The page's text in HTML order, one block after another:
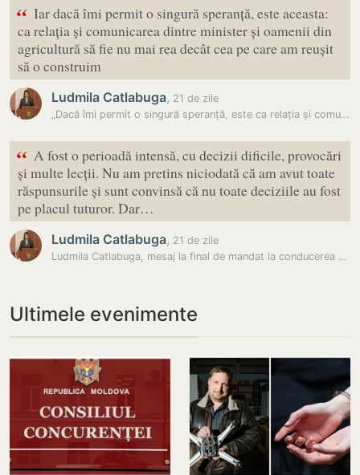
“ Iar dacă îmi permit o singură speranță, este aceasta:
ca relația și comunicarea dintre minister și oamenii din
agricultură să fie nu mai rea decât cea pe care am reușit
să o construim
Ludmila Catlabuga, 21 de zile
„Dacă îmi permit o singură speranță, este ca relația și comunicarea…
“ A fost o perioadă intensă, cu decizii dificile, provocări
și multe lecții. Nu am pretins niciodată că am avut toate
răspunsurile și sunt convinsă că nu toate deciziile au fost
pe placul tuturor. Dar…
Ludmila Catlabuga, 21 de zile
Ludmila Catlabuga, mesaj la final de mandat la conducerea Ministerului…
Ultimele evenimente